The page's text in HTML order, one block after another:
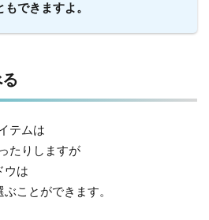
できますよ。
テムは
たりしますが
ウは
ことができます。